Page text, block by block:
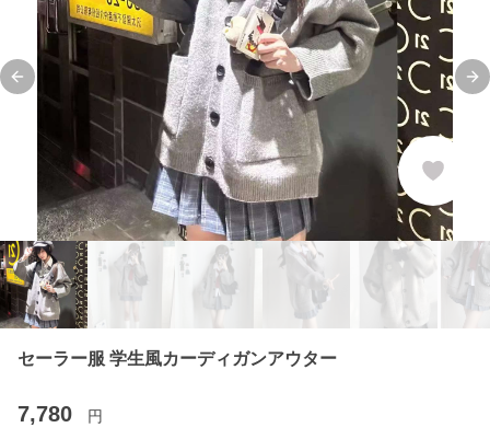
Previous slide
セーラー服 学生風カーディガンアウター
7,780 円